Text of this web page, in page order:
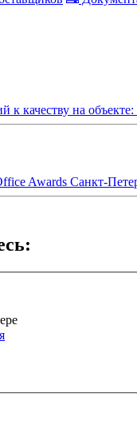
качеству на
Awards Санкт-